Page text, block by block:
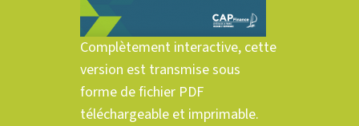
Complètement interactive, cette
version est transmise sous
forme de fichier PDF
téléchargeable et imprimable.